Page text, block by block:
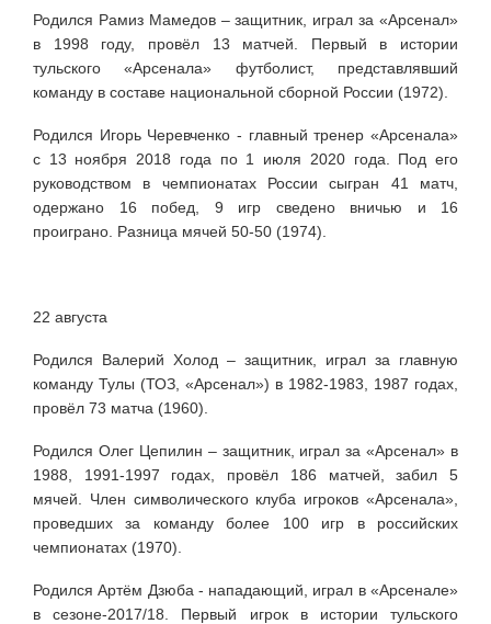
Родился Рамиз Мамедов – защитник, играл за «Арсенал»
в 1998 году, провёл 13 матчей. Первый в истории
тульского «Арсенала» футболист, представлявший
команду в составе национальной сборной России (1972).
Родился Игорь Черевченко - главный тренер «Арсенала»
с 13 ноября 2018 года по 1 июля 2020 года. Под его
руководством в чемпионатах России сыгран 41 матч,
одержано 16 побед, 9 игр сведено вничью и 16
проиграно. Разница мячей 50-50 (1974).
22 августа
Родился Валерий Холод – защитник, играл за главную
команду Тулы (ТОЗ, «Арсенал») в 1982-1983, 1987 годах,
провёл 73 матча (1960).
Родился Олег Цепилин – защитник, играл за «Арсенал» в
1988, 1991-1997 годах, провёл 186 матчей, забил 5
мячей. Член символического клуба игроков «Арсенала»,
проведших за команду более 100 игр в российских
чемпионатах (1970).
Родился Артём Дзюба - нападающий, играл в «Арсенале»
в сезоне-2017/18. Первый игрок в истории тульского